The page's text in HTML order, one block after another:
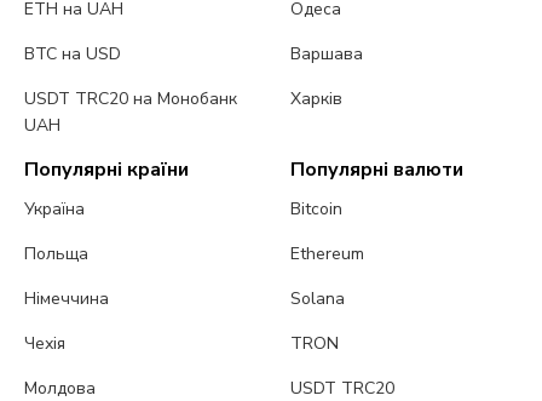
ETH на UAH
BTC на USD
USDT TRC20 на Монобанк
UAH
Одеса
Варшава
Харків
Популярні країни
Україна
Польща
Німеччина
Чехія
Молдова
Популярні валюти
Bitcoin
Ethereum
Solana
TRON
USDT TRC20